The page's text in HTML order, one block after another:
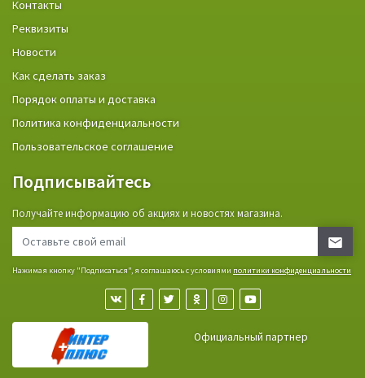
Контакты
Реквизиты
Новости
Как сделать заказ
Порядок оплаты и доставка
Политика конфиденциальности
Пользовательское соглашение
Подписывайтесь
Получайте информацию об акциях и новостях магазина.
Нажимая кнопку "Подписаться", я соглашаюсь с условиями политики конфиденциальности
Официальный партнер